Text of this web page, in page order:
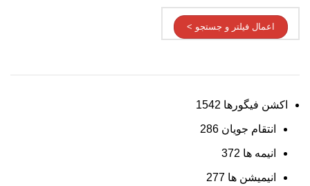
اعمال فیلتر و جستجو >
اکشن فیگورها 1542
انتقام جویان 286
انیمه ها 372
انیمیشن ها 277